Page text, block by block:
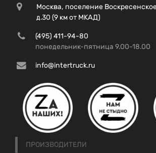
Москва, поселение
д.30 (9 км от МКАД)
(495) 411-94-80
понедельник-пятница 9.00-18.00
info@intertruck.ru
ПРОИЗВОДИТЕЛИ